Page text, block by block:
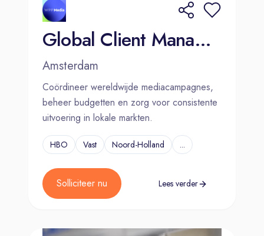
Global Client Manager - Amsterdam
Amsterdam
Coördineer wereldwijde mediacampagnes,
beheer budgetten en zorg voor consistente
uitvoering in lokale markten.
HBO Vast Noord-Holland ...
Solliciteer nu Lees verder